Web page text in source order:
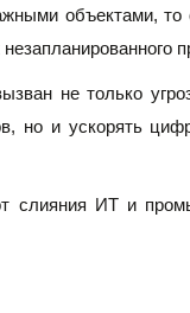
объектами,
не только
но и ускорять
слияния ИТ и